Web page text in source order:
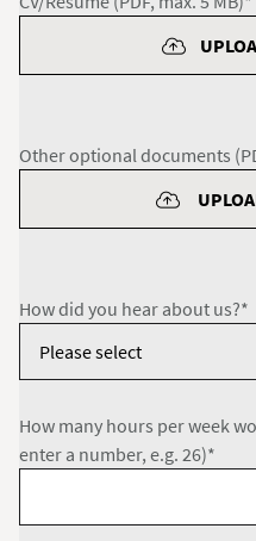
Other optional documents
How did you hear about us?*
How many hours per week
enter a number, e.g. 26)*